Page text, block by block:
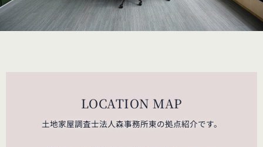
LOCATION MAP
土地家屋調査士法人森事務所東の拠点紹介です。